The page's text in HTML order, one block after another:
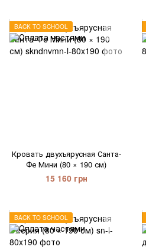
BACK TO SCHOOL
Кровать двухъярусная Санта-
Фе Мини (80 × 190 см)
15 160 грн
BACK TO SCHOOL